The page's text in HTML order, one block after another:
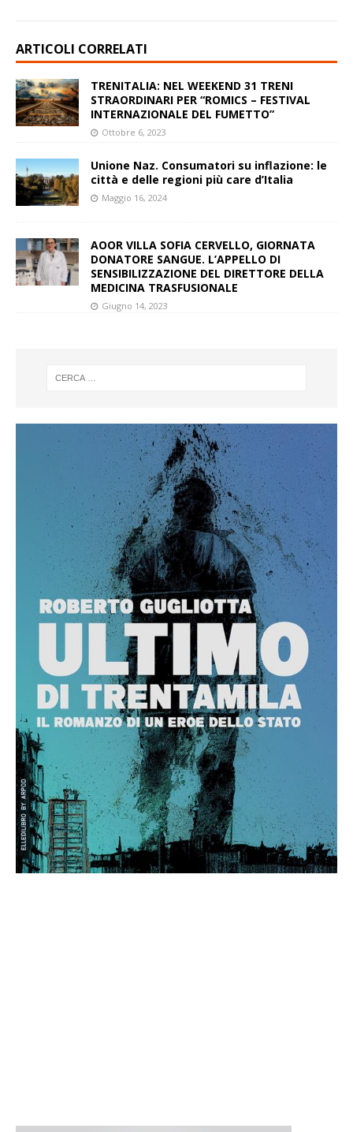
ARTICOLI CORRELATI
TRENITALIA: NEL WEEKEND 31 TRENI
STRAORDINARI PER “ROMICS – FESTIVAL
INTERNAZIONALE DEL FUMETTO”
Ottobre 6, 2023
Unione Naz. Consumatori su inflazione: le
città e delle regioni più care d’Italia
Maggio 16, 2024
AOOR VILLA SOFIA CERVELLO, GIORNATA
DONATORE SANGUE. L’APPELLO DI
SENSIBILIZZAZIONE DEL DIRETTORE DELLA
MEDICINA TRASFUSIONALE
Giugno 14, 2023